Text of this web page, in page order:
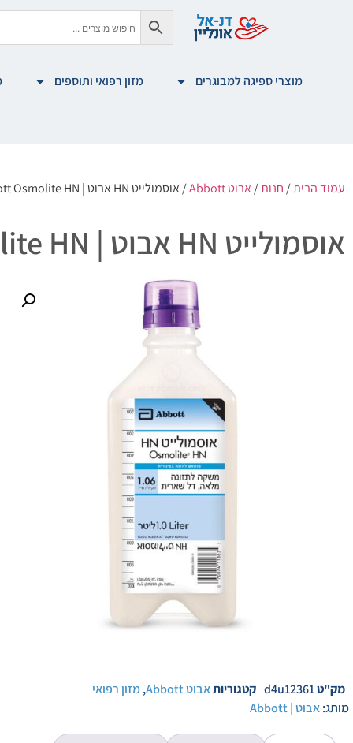
מוצרי ספיגה למבוגרים מזון רפואי ותוספים
עמוד הבית/ חנות/ אבוט Abbott / אוסמולייט HN אבוט | Abbott Osmolite HN
אוסמולייט HN אבוט | Abbott Osmolite HN
מק"טd4u12361 קטגוריותאבוט Abbott ,מזון רפואי
מותג:אבוט | Abbott